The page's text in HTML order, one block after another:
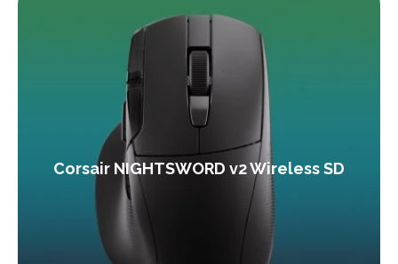
Corsair NIGHTSWORD v2 Wireless SD